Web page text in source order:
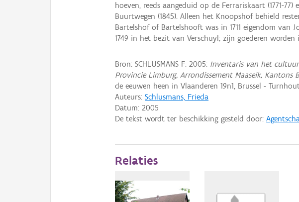
hoeven, reeds aangeduid op de Ferrariskaart (1771-
Buurtwegen (1845). Alleen het Knoopshof behield
Bartelshof of Bartelshooft was in 1711 eigendom van
1749 in het bezit van Verschuyl; zijn goederen worden
Bron: SCHLUSMANS F. 2005: Inventaris van het
Provincie Limburg, Arrondissement Maaseik, Kantons
de eeuwen heen in Vlaanderen 19n1, Brussel -
Auteurs:Schlusmans, Frieda
Datum:2005
De tekst wordt ter beschikking gesteld door:
Relaties